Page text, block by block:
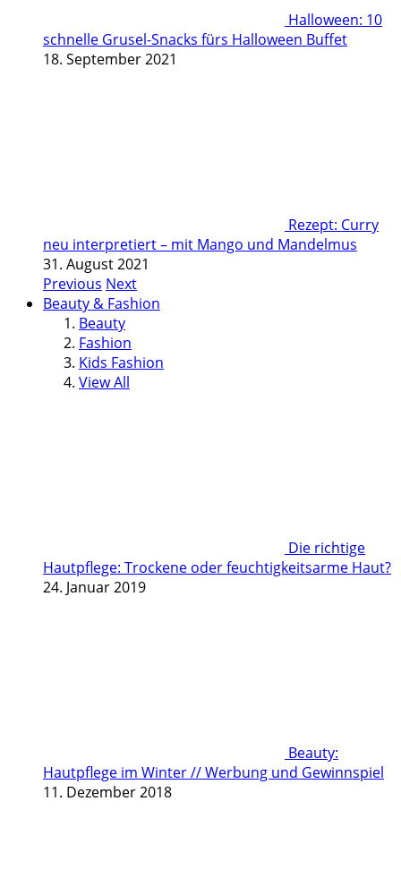
Halloween: 10
schnelle Grusel-Snacks fürs Halloween Buffet
18. September 2021
Rezept: Curry
neu interpretiert – mit Mango und Mandelmus
31. August 2021
Previous Next
Beauty & Fashion
Beauty
Fashion
Kids Fashion
View All
Die richtige
Hautpflege: Trockene oder feuchtigkeitsarme Haut?
24. Januar 2019
Beauty:
Hautpflege im Winter // Werbung und Gewinnspiel
11. Dezember 2018